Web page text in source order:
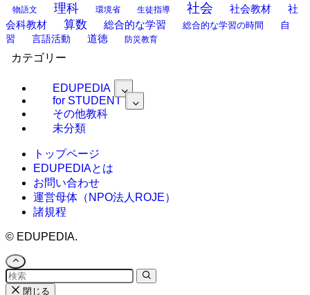
物語文 理科 環境省 生徒指導 社会 社会教材
社
会科教材
算数 総合的な学習 総合的な学習の時間
自
習
言語活動 道徳 防災教育
カテゴリー
EDUPEDIA
for STUDENT
その他教科
未分類
トップページ
EDUPEDIAとは
お問い合わせ
運営母体（NPO法人ROJE）
諸規程
© EDUPEDIA.
閉じる